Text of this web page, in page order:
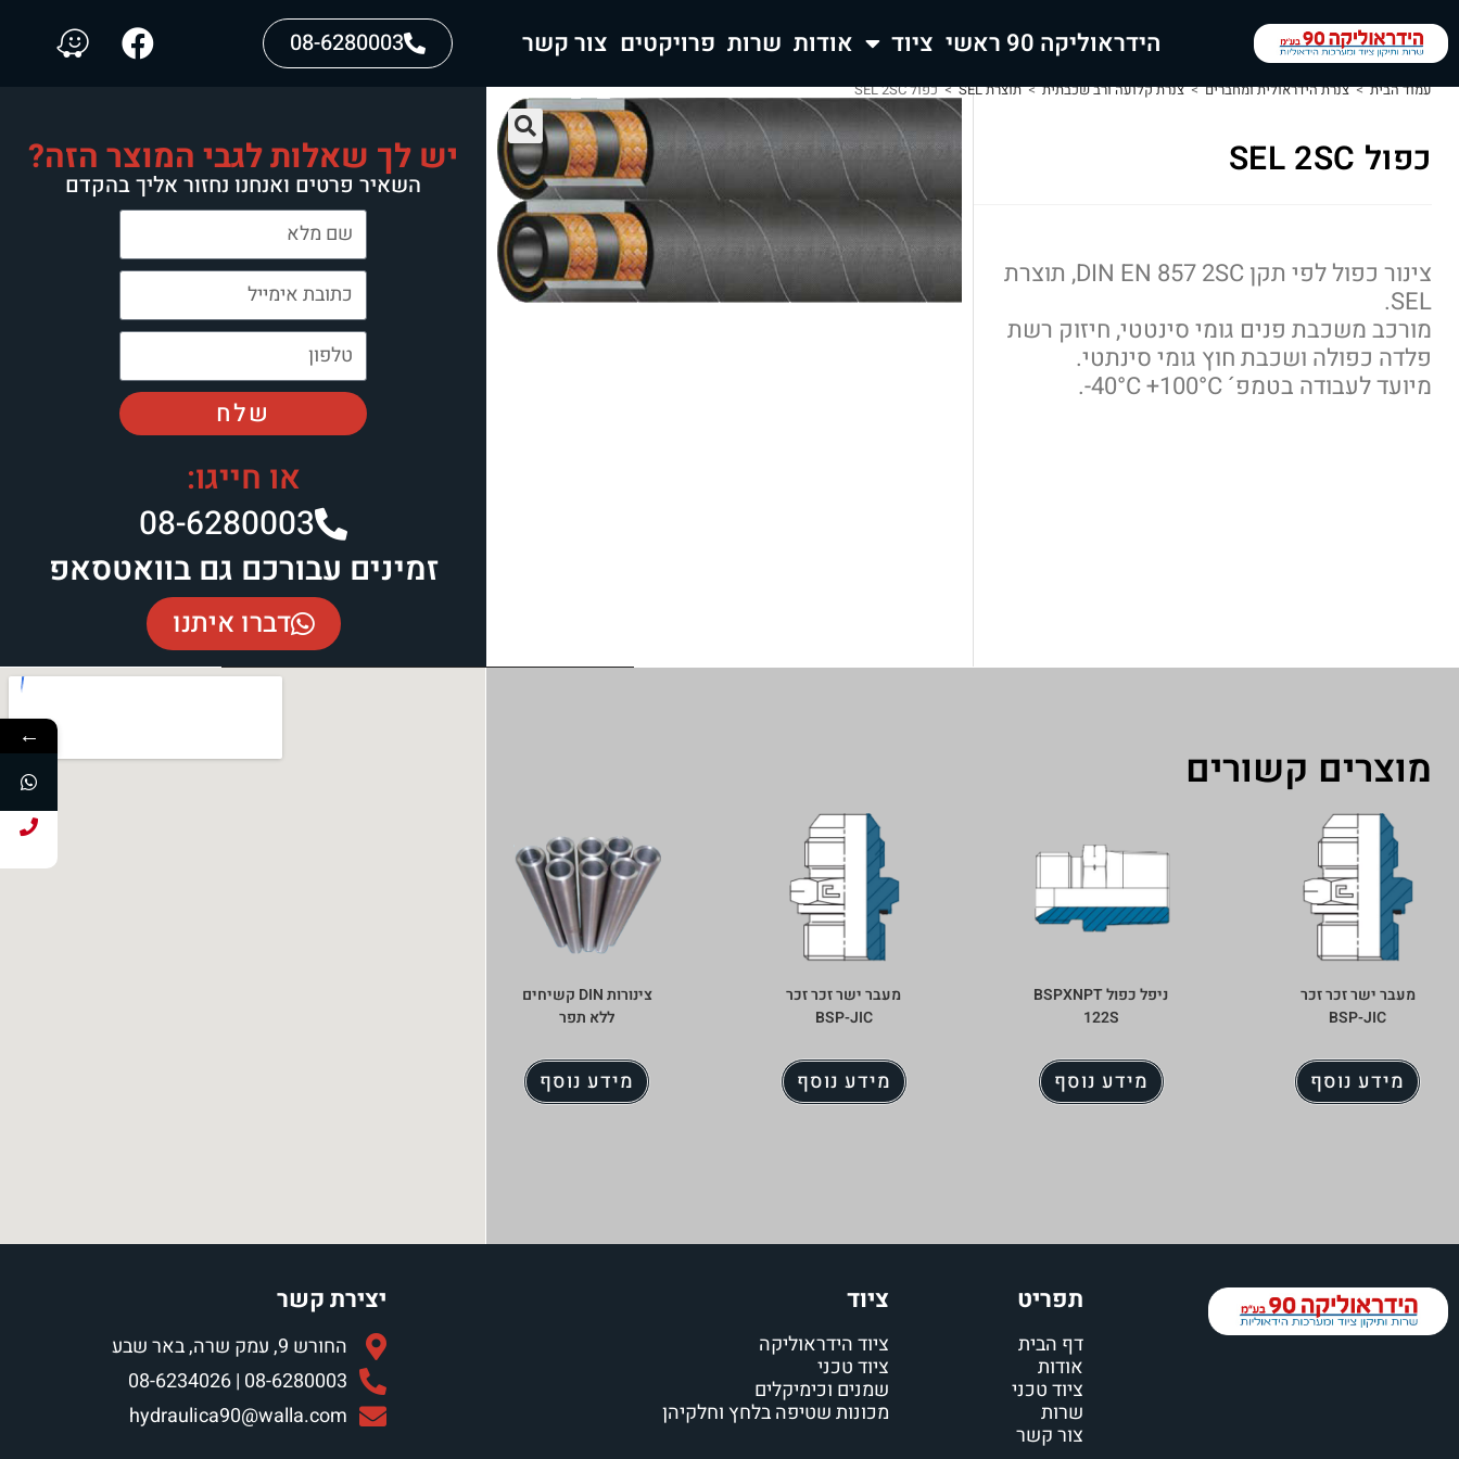
הידראוליקה 90 ראשי ציוד אודות שרות פרויקטים צור קשר 08-6280003
עמוד הבית > צנרת הידראולית ומחברים > צנרת קלועה ורב שכבתית > תוצרת SEL > כפול SEL 2SC
כפול SEL 2SC
צינור כפול לפי תקן DIN EN 857 2SC, תוצרת
SEL.
מורכב משכבת פנים גומי סינטטי, חיזוק רשת
פלדה כפולה ושכבת חוץ גומי סינתטי.
מיועד לעבודה בטמפ´ 40°C +100°C-.
יש לך שאלות לגבי המוצר הזה?
השאיר פרטים ואנחנו נחזור אליך בהקדם
שלח
או חייגו:
08-6280003​
זמינים עבורכם גם בוואטסאפ
דברו איתנו
מוצרים קשורים
מעבר ישר זכר זכר
BSP-JIC
מידע נוסף
ניפל כפול BSPXNPT
122S
מידע נוסף
מעבר ישר זכר זכר
BSP-JIC
מידע נוסף
צינורות DIN קשיחים
ללא תפר
מידע נוסף
תפריט
דף הבית
אודות
ציוד טכני
שרות
צור קשר
ציוד
ציוד הידראוליקה
ציוד טכני
שמנים וכימיקלים
מכונות שטיפה בלחץ וחלקיהן
יצירת קשר
החורש 9, עמק שרה, באר שבע
08-6280003 | 08-6234026
hydraulica90@walla.com
←